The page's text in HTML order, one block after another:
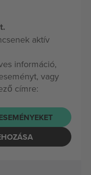
aktív
információ,
vagy
címre: